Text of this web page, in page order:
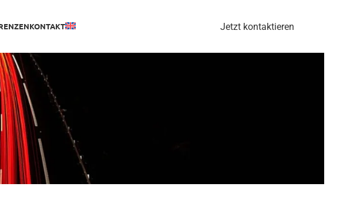
KONTAKT Jetzt kontaktieren